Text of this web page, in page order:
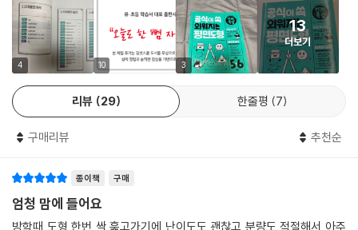
특강+복습의 하루 학습으로 특강 속 기적쌤의 생생한 강의로 개념과 원리
를 이해하고, 복습 문제로 적용하며 실력을 단단히 하면 완벽하게 마스터
할 수 있습니다.
4 10 3
13
더보기
리뷰 29 한줄평 7
구매리뷰 추천순
종이책 구매
엄청 맘에 들어요
방학때 도형 한번 싹 훑고가기에 난이도도 괜찮고 분량도 적절해서 아주